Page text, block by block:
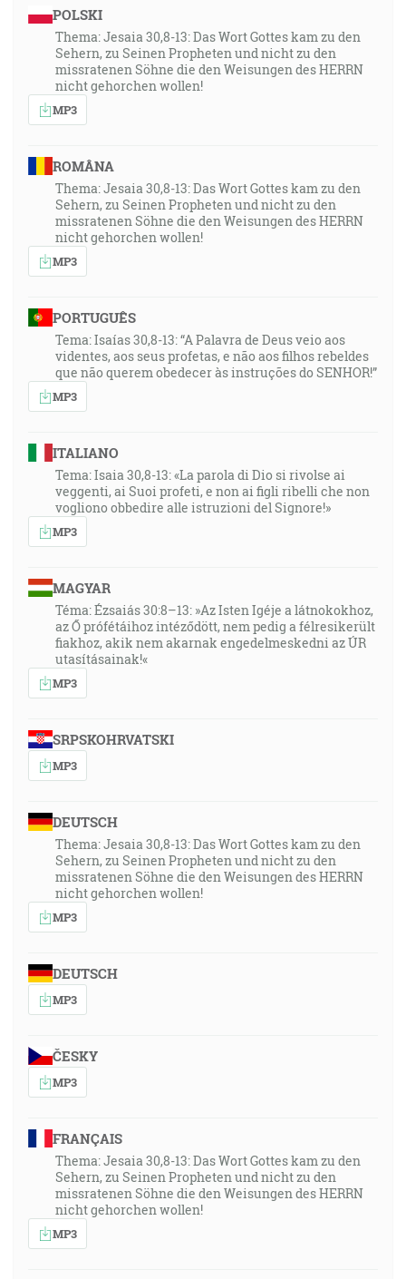
POLSKI
Thema: Jesaia 30,8-13: Das Wort Gottes kam zu den
Sehern, zu Seinen Propheten und nicht zu den
missratenen Söhne die den Weisungen des HERRN
nicht gehorchen wollen!
MP3
ROMÂNA
Thema: Jesaia 30,8-13: Das Wort Gottes kam zu den
Sehern, zu Seinen Propheten und nicht zu den
missratenen Söhne die den Weisungen des HERRN
nicht gehorchen wollen!
MP3
PORTUGUÊS
Tema: Isaías 30,8-13: “A Palavra de Deus veio aos
videntes, aos seus profetas, e não aos filhos rebeldes
que não querem obedecer às instruções do SENHOR!”
MP3
ITALIANO
Tema: Isaia 30,8-13: «La parola di Dio si rivolse ai
veggenti, ai Suoi profeti, e non ai figli ribelli che non
vogliono obbedire alle istruzioni del Signore!»
MP3
MAGYAR
Téma: Ézsaiás 30:8–13: »Az Isten Igéje a látnokokhoz,
az Ő prófétáihoz intéződött, nem pedig a félresikerült
fiakhoz, akik nem akarnak engedelmeskedni az ÚR
utasításainak!«
MP3
SRPSKOHRVATSKI
MP3
DEUTSCH
Thema: Jesaia 30,8-13: Das Wort Gottes kam zu den
Sehern, zu Seinen Propheten und nicht zu den
missratenen Söhne die den Weisungen des HERRN
nicht gehorchen wollen!
MP3
DEUTSCH
MP3
ČESKY
MP3
FRANÇAIS
Thema: Jesaia 30,8-13: Das Wort Gottes kam zu den
Sehern, zu Seinen Propheten und nicht zu den
missratenen Söhne die den Weisungen des HERRN
nicht gehorchen wollen!
MP3